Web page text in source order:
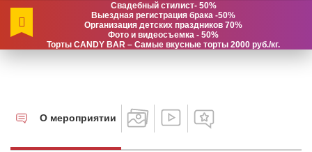
Свадебный стилист- 50%
Выездная регистрация брака -50%
Организация детских праздников 70%
Фото и видеосъемка - 50%
Торты CANDY BAR – Самые вкусные торты 2000 руб./кг.
О мероприятии